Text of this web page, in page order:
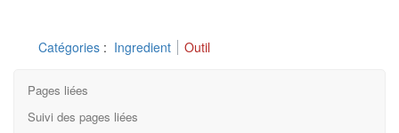
Catégories : Ingredient Outil
Pages liées
Suivi des pages liées